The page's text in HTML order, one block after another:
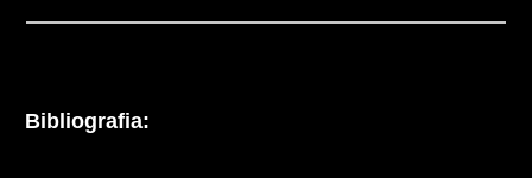
Bibliografia: